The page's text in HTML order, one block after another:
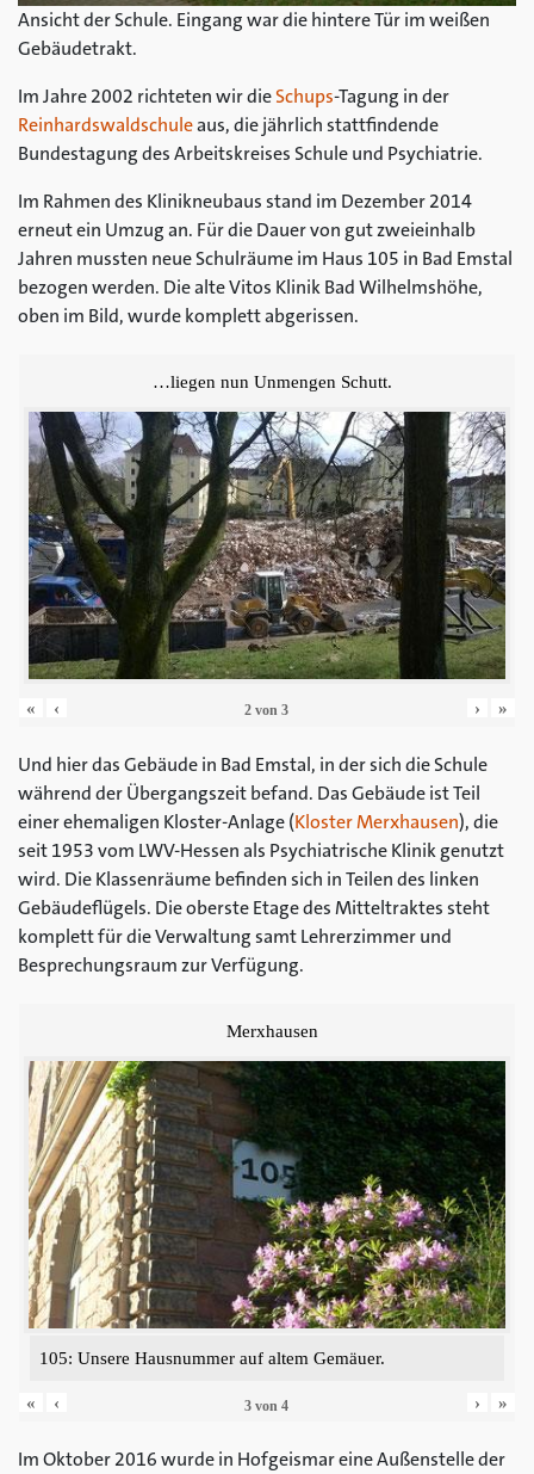
Ansicht der Schule. Eingang war die hintere Tür im weißen
Gebäudetrakt.
Im Jahre 2002 richteten wir dieSchups-Tagung in der
Reinhardswaldschuleaus, die jährlich stattfindende
Bundestagung des Arbeitskreises Schule und Psychiatrie.
Im Rahmen des Klinikneubaus stand im Dezember 2014
erneut ein Umzug an. Für die Dauer von gut zweieinhalb
Jahren mussten neue Schulräume im Haus 105 in Bad Emstal
bezogen werden. Die alte Vitos Klinik Bad Wilhelmshöhe,
oben im Bild, wurde komplett abgerissen.
…liegen nun Unmengen Schutt.
« ‹ 2 von3 › »
Und hier das Gebäude in Bad Emstal, in der sich die Schule
während der Übergangszeit befand. Das Gebäude ist Teil
einer ehemaligen Kloster-Anlage (Kloster Merxhausen), die
seit 1953 vom LWV-Hessen als Psychiatrische Klinik genutzt
wird. Die Klassenräume befinden sich in Teilen des linken
Gebäudeflügels. Die oberste Etage des Mitteltraktes steht
komplett für die Verwaltung samt Lehrerzimmer und
Besprechungsraum zur Verfügung.
Merxhausen
105: Unsere Hausnummer auf altem Gemäuer.
« ‹ 3 von4 › »
Im Oktober 2016 wurde in Hofgeismar eine Außenstelle der